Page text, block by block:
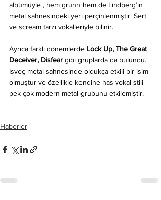
albümüyle , hem grunn hem de Lindberg’in
metal sahnesindeki yeri perçinlenmiştir. Sert
ve scream tarzı vokalleriyle bilinir.
Ayrıca farklı dönemlerde Lock Up, The Great
Deceiver, Disfear gibi gruplarda da bulundu.
İsveç metal sahnesinde oldukça etkili bir isim
olmuştur ve özellikle kendine has vokal stili
pek çok modern metal grubunu etkilemiştir.
Haberler